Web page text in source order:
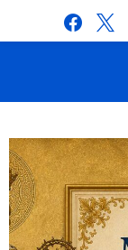
facebook
x